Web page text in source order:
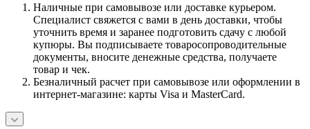
Наличные при самовывозе или доставке курьером.
Специалист свяжется с вами в день доставки, чтобы
уточнить время и заранее подготовить сдачу с любой
купюры. Вы подписываете товаросопроводительные
документы, вносите денежные средства, получаете
товар и чек.
Безналичный расчет при самовывозе или оформлении в
интернет-магазине: карты Visa и MasterCard.